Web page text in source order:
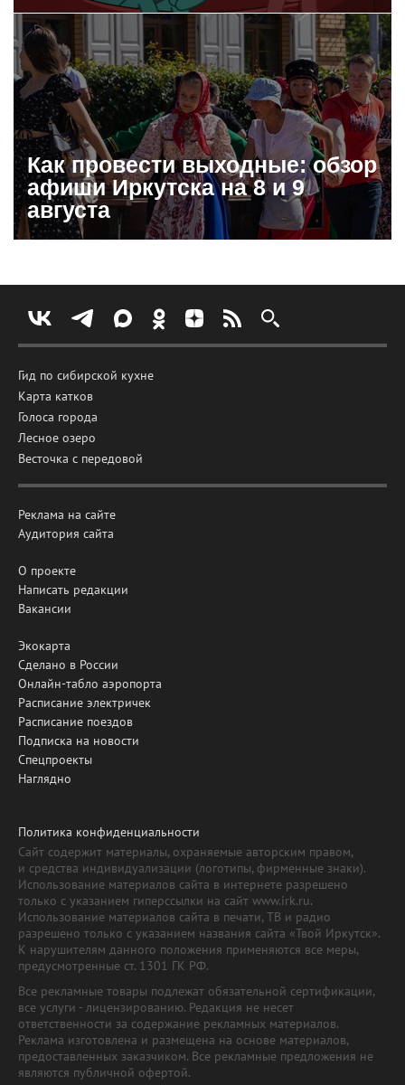
Как провести выходные: обзор
афиши Иркутска на 8 и 9
августа
Гид по сибирской кухне
Карта катков
Голоса города
Лесное озеро
Весточка с передовой
Реклама на сайте
Аудитория сайта
О проекте
Написать редакции
Вакансии
Экокарта
Сделано в России
Онлайн-табло аэропорта
Расписание электричек
Расписание поездов
Подписка на новости
Спецпроекты
Наглядно
Политика конфиденциальности
Сайт содержит материалы, охраняемые авторским правом,
и средства индивидуализации (логотипы, фирменные знаки).
Использование материалов сайта в интернете разрешено
только с указанием гиперссылки на сайт www.irk.ru.
Использование материалов сайта в печати, ТВ и радио
разрешено только с указанием названия сайта «Твой Иркутск».
К нарушителям данного положения применяются все меры,
предусмотренные ст. 1301 ГК РФ.
Все рекламные товары подлежат обязательной сертификации,
все услуги - лицензированию. Редакция не несет
ответственности за содержание рекламных материалов.
Реклама изготовлена и размещена на основе материалов,
предоставленных заказчиком. Все рекламные предложения не
являются публичной офертой.